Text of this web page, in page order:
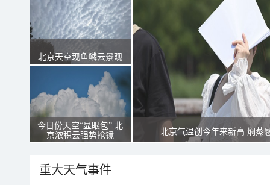
北京天空现鱼鳞云景观
今日份天空“显眼包” 北
京浓积云强势抢镜
北京气温创今年来新高 焖蒸
重大天气事件